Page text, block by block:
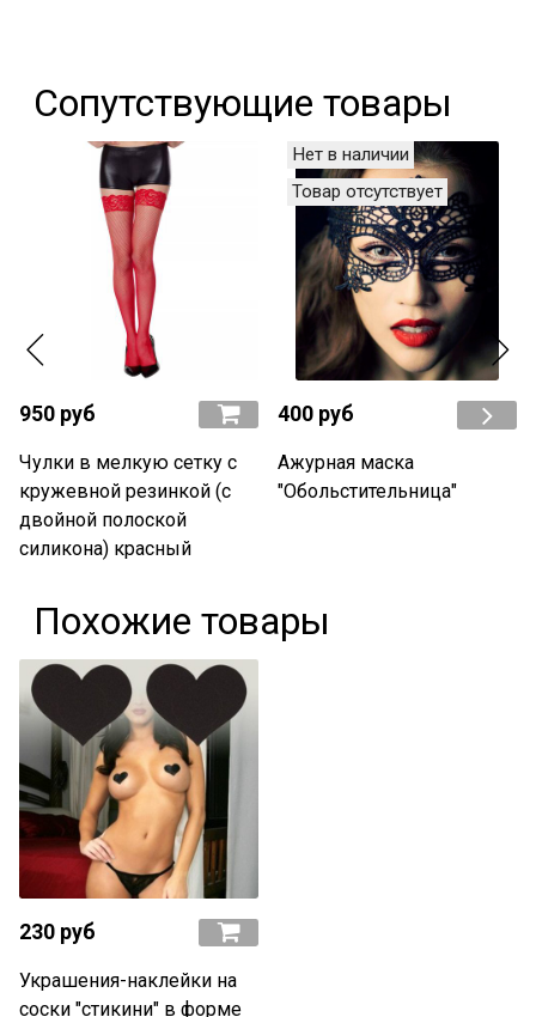
Сопутствующие товары
950 руб
Чулки в мелкую сетку с
кружевной резинкой (с
двойной полоской
силикона) красный
Нет в наличии
Товар отсутствует
400 руб
Ажурная маска
"Обольстительница"
Похожие товары
230 руб
Украшения-наклейки на
соски "стикини" в форме